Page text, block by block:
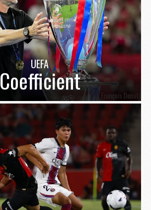
UEFA
Coefficient